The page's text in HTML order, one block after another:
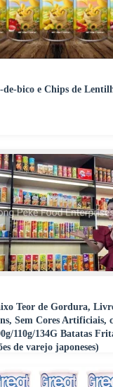
de-bico e Chips de
Teor de Gordura,
Sem Cores Artificiais,
110g/134G Batatas
de varejo japoneses)